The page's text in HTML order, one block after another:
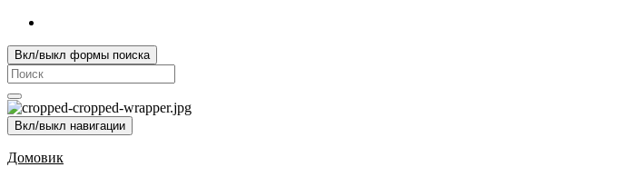
Вкл/выкл формы поиска
Search
for:
Вкл/выкл навигации
Домовик